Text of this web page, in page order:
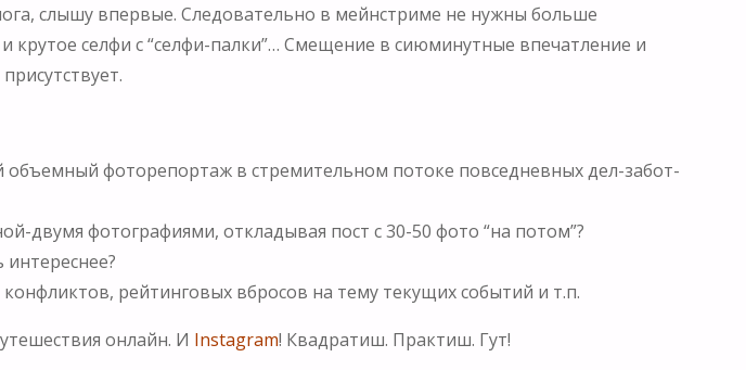
слышу впервые. Следовательно в мейнстриме не нужны больше
селфи с “селфи-палки”… Смещение в сиюминутные впечатление и
фоторепортаж в стремительном потоке повседневных дел-забот-
двумя фотографиями, откладывая пост с 30-50 фото “на потом”?
рейтинговых вбросов на тему текущих событий и т.п.
онлайн. И Instagram! Квадратиш. Практиш. Гут!